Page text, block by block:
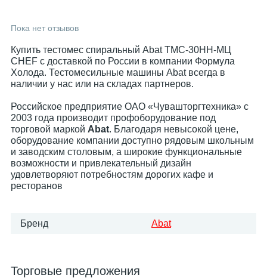
Пока нет отзывов
Купить тестомес спиральный Abat ТМС-30НН-МЦ
CHEF с доставкой по России в компании Формула
Холода. Тестомесильные машины Abat всегда в
наличии у нас или на складах партнеров.
Российское предприятие ОАО «Чувашторгтехника» с
2003 года производит профоборудование под
торговой маркой Abat. Благодаря невысокой цене,
оборудование компании доступно рядовым школьным
и заводским столовым, а широкие функциональные
возможности и привлекательный дизайн
удовлетворяют потребностям дорогих кафе и
ресторанов
Бренд Abat
Торговые предложения